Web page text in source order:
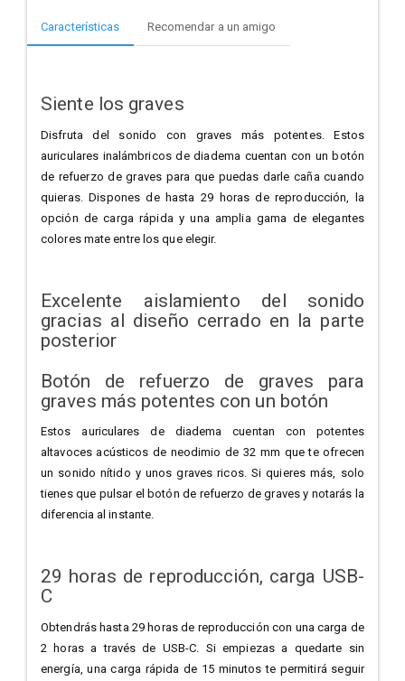
Características Recomendar a un amigo
Siente los graves
Disfruta del sonido con graves más potentes. Estos
auriculares inalámbricos de diadema cuentan con un botón
de refuerzo de graves para que puedas darle caña cuando
quieras. Dispones de hasta 29 horas de reproducción, la
opción de carga rápida y una amplia gama de elegantes
colores mate entre los que elegir.
Excelente aislamiento del sonido
gracias al diseño cerrado en la parte
posterior
Botón de refuerzo de graves para
graves más potentes con un botón
Estos auriculares de diadema cuentan con potentes
altavoces acústicos de neodimio de 32 mm que te ofrecen
un sonido nítido y unos graves ricos. Si quieres más, solo
tienes que pulsar el botón de refuerzo de graves y notarás la
diferencia al instante.
29 horas de reproducción, carga USB-
C
Obtendrás hasta 29 horas de reproducción con una carga de
2 horas a través de USB-C. Si empiezas a quedarte sin
energía, una carga rápida de 15 minutos te permitirá seguir